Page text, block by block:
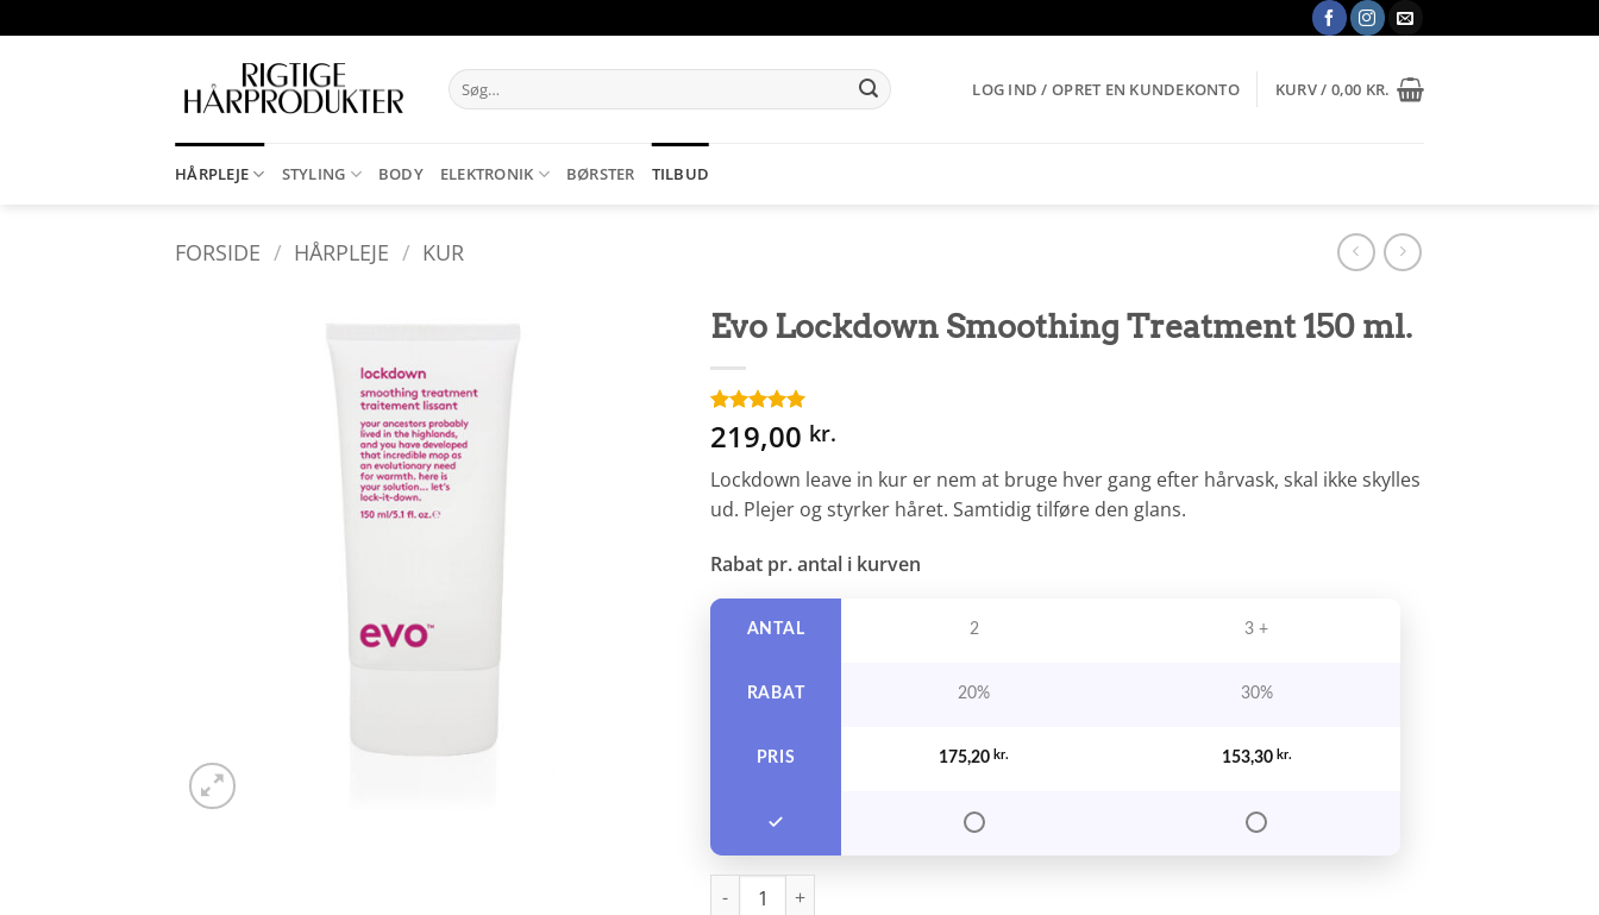
til
Søg
efter:
LOG IND / OPRET EN KUNDEKONTO KURV / 0,00 KR.
HÅRPLEJE STYLING BODY ELEKTRONIK BØRSTER TILBUD
FORSIDE / HÅRPLEJE / KUR
Evo Lockdown Smoothing Treatment 150 ml.
Bedømt
som5ud
på
4
kundebedømmelser
219,00 kr.
Lockdown leave in kur er nem at bruge hver gang efter hårvask, skal ikke skylles
ud. Plejer og styrker håret. Samtidig tilføre den glans.
Rabat pr. antal i kurven
ANTAL
RABAT
PRIS
2 3 +
20% 30%
175,20 kr. 153,30 kr.
Evo Lockdown Smoothing Treatment 150 ml. antal